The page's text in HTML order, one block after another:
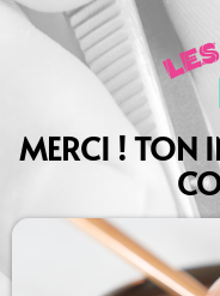
MERCI ! TON